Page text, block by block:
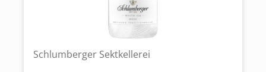
Schlumberger Sektkellerei